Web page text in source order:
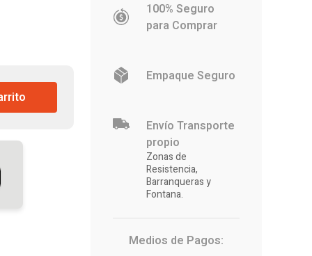
100% Seguro
para Comprar
Empaque Seguro
Envío Transporte
propio
Zonas de
Resistencia,
Barranqueras y
Fontana.
Medios de Pagos: